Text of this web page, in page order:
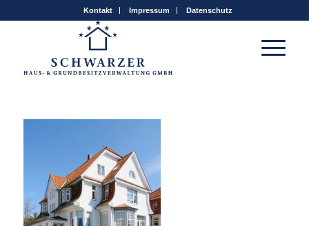
Kontakt Impressum Datenschutz